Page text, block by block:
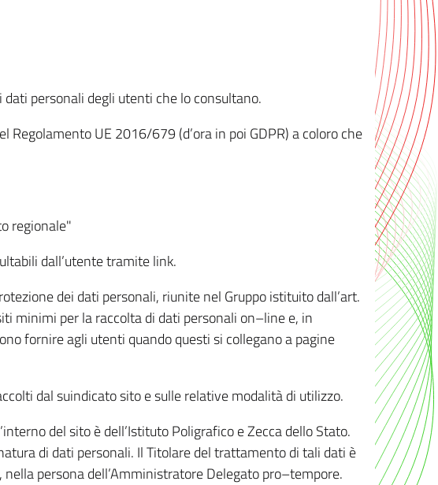
personali degli utenti che lo consultano.
UE 2016/679 (d’ora in poi GDPR) a coloro che
regionale"
dall’utente tramite link.
dei dati personali, riunite nel Gruppo istituito dall’art.
minimi per la raccolta di dati personali on–line e, in
fornire agli utenti quando questi si collegano a pagine
dal suindicato sito e sulle relative modalità di utilizzo.
del sito è dell’Istituto Poligrafico e Zecca dello Stato.
di dati personali. Il Titolare del trattamento di tali dati è
persona dell’Amministratore Delegato pro–tempore.